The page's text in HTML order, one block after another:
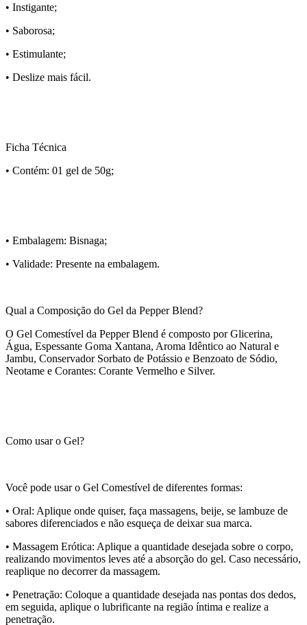
• Instigante;
• Saborosa;
• Estimulante;
• Deslize mais fácil.
Ficha Técnica
• Contém: 01 gel de 50g;
• Embalagem: Bisnaga;
• Validade: Presente na embalagem.
Qual a Composição do Gel da Pepper Blend?
O Gel Comestível da Pepper Blend é composto por Glicerina,
Água, Espessante Goma Xantana, Aroma Idêntico ao Natural e
Jambu, Conservador Sorbato de Potássio e Benzoato de Sódio,
Neotame e Corantes: Corante Vermelho e Silver.
Como usar o Gel?
Você pode usar o Gel Comestível de diferentes formas:
• Oral: Aplique onde quiser, faça massagens, beije, se lambuze de
sabores diferenciados e não esqueça de deixar sua marca.
• Massagem Erótica: Aplique a quantidade desejada sobre o corpo,
realizando movimentos leves até a absorção do gel. Caso necessário,
reaplique no decorrer da massagem.
• Penetração: Coloque a quantidade desejada nas pontas dos dedos,
em seguida, aplique o lubrificante na região íntima e realize a
penetração.